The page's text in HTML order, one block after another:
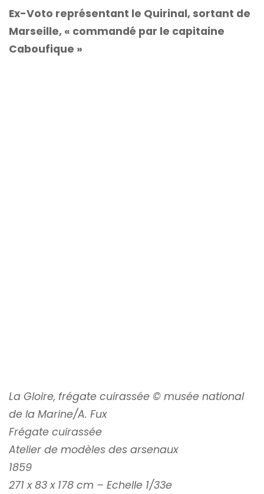
Ex-Voto représentant le Quirinal, sortant de
Marseille, « commandé par le capitaine
Caboufique »
La Gloire, frégate cuirassée © musée national
de la Marine/A. Fux
Frégate cuirassée
Atelier de modèles des arsenaux
1859
271 x 83 x 178 cm – Echelle 1/33e